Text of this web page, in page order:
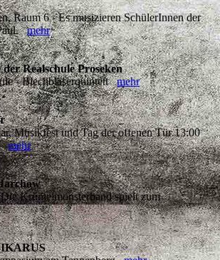
Raum 6 - Es musizieren SchülerInnen der
mehr
Realschule Proseken
- Blechbläserquintettmehr
Musikfest und Tag der offenen Tür 13:00
mehr
Krümelmonsterband spielt zum
IKARUS